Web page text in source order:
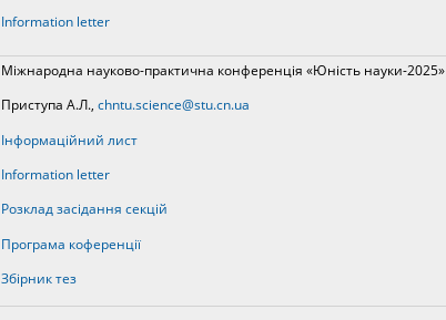
Information letter
Міжнародна науково-практична конференція «Юність науки-2025»
Приступа А.Л., chntu.science@stu.cn.ua
Інформаційний лист
Іnformation letter
Розклад засідання секцій
Програма коференції
Збірник тез